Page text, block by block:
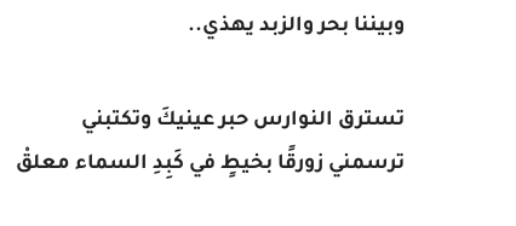
وبيننا بحر والزبد يهذي..
تسترق النوارس حبر عينيكَ وتكتبني
ترسمني زورقًا بخيطٍ في كَبِدِ السماء معلقْ